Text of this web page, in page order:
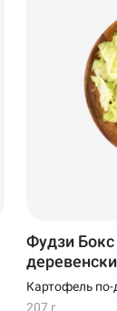
Фудзи
деревенски
Картофель по-
креветка в
207 г